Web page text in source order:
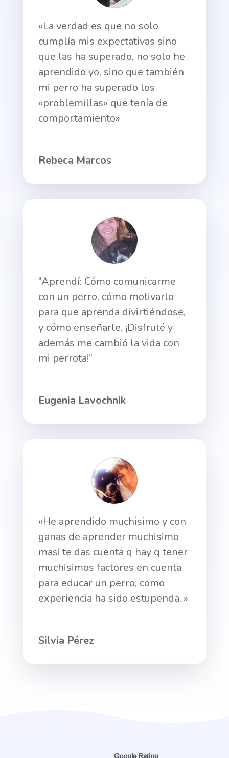
«La verdad es que no solo
cumplía mis expectativas sino
que las ha superado, no solo he
aprendido yo, sino que también
mi perro ha superado los
«problemillas» que tenía de
comportamiento»
Rebeca Marcos
“Aprendí: Cómo comunicarme
con un perro, cómo motivarlo
para que aprenda divirtiéndose,
y cómo enseñarle. ¡Disfruté y
además me cambió la vida con
mi perrota!”
Eugenia Lavochnik
«He aprendido muchisimo y con
ganas de aprender muchisimo
mas! te das cuenta q hay q tener
muchisimos factores en cuenta
para educar un perro, como
experiencia ha sido estupenda..»
Silvia Pérez